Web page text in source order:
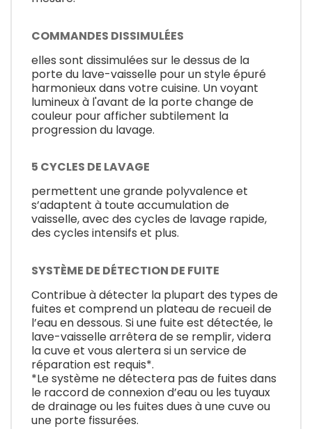
COMMANDES DISSIMULÉES
elles sont dissimulées sur le dessus de la
porte du lave-vaisselle pour un style épuré
harmonieux dans votre cuisine. Un voyant
lumineux à l'avant de la porte change de
couleur pour afficher subtilement la
progression du lavage.
5 CYCLES DE LAVAGE
permettent une grande polyvalence et
s’adaptent à toute accumulation de
vaisselle, avec des cycles de lavage rapide,
des cycles intensifs et plus.
SYSTÈME DE DÉTECTION DE FUITE
Contribue à détecter la plupart des types de
fuites et comprend un plateau de recueil de
l’eau en dessous. Si une fuite est détectée, le
lave-vaisselle arrêtera de se remplir, videra
la cuve et vous alertera si un service de
réparation est requis*.
*Le système ne détectera pas de fuites dans
le raccord de connexion d’eau ou les tuyaux
de drainage ou les fuites dues à une cuve ou
une porte fissurées.